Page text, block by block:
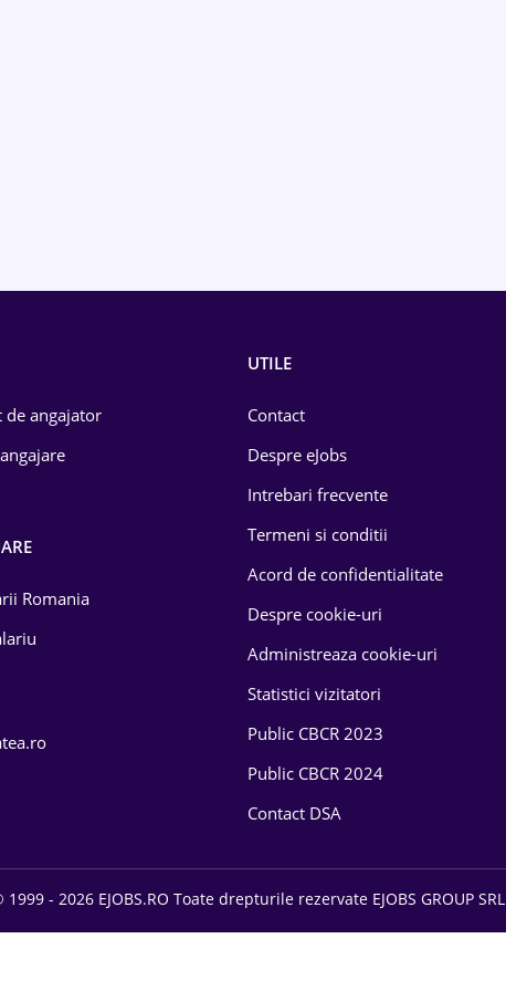
de angajator
Romania
UTILE
Contact
Despre eJobs
Intrebari frecvente
Termeni si conditii
Acord de confidentialitate
Despre cookie-uri
Administreaza cookie-uri
Statistici vizitatori
Public CBCR 2023
Public CBCR 2024
Contact DSA
1999 - 2026 EJOBS.RO Toate drepturile rezervate EJOBS GROUP SRL